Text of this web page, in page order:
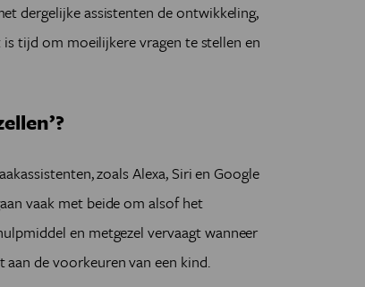
dergelijke assistenten de ontwikkeling,
tijd om moeilijkere vragen te stellen en
zoals Alexa, Siri en Google
vaak met beide om alsof het
en metgezel vervaagt wanneer
de voorkeuren van een kind.